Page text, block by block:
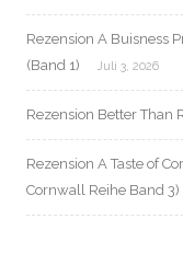
Rezension A Buisness
(Band 1)
Juli 3, 2026
Rezension Better Than
Rezension A Taste of
Cornwall Reihe Band 3)